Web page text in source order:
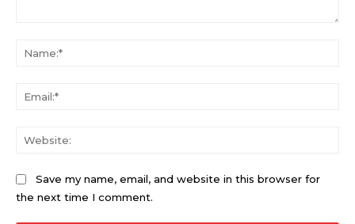
Save my name, email, and website in this browser for
the next time I comment.